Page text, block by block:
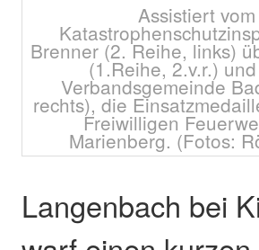
Assistiert
Brenner (2. Reihe, links)
(1.Reihe, 2.v.r.)
Verbandsgemeinde
rechts), die
Freiwilligen
Marienberg. (Fotos:
Langenbach bei